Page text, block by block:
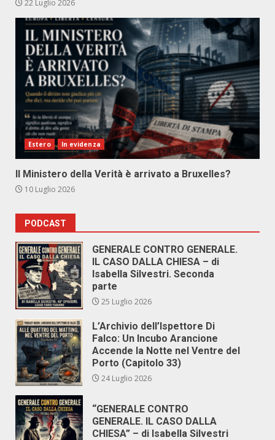
22 Luglio 2026
Estero In evidenza
Il Ministero della Verità è arrivato a Bruxelles?
10 Luglio 2026
PODCAST
GENERALE CONTRO GENERALE.
IL CASO DALLA CHIESA – di
Isabella Silvestri. Seconda
parte
25 Luglio 2026
L’Archivio dell’Ispettore Di
Falco: Un Incubo Arancione
Accende la Notte nel Ventre del
Porto (Capitolo 33)
24 Luglio 2026
“GENERALE CONTRO
GENERALE. IL CASO DALLA
CHIESA” – di Isabella Silvestri